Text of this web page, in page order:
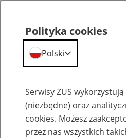
Szkolenia
Polityka cookies
Polski
Serwisy ZUS
(niezbędne) oraz
cookies. Możesz
przez nas wszystkich